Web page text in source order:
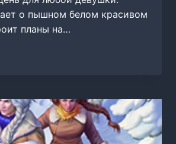
о пышном белом красивом
планы на…